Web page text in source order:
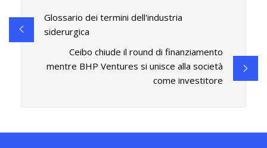
Glossario dei termini dell'industria
siderurgica
Ceibo chiude il round di finanziamento
mentre BHP Ventures si unisce alla società
come investitore